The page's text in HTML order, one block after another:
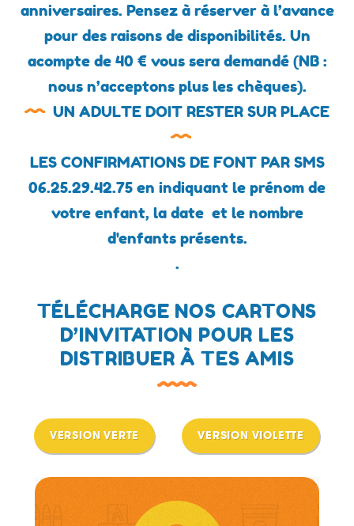
anniversaires. Pensez à réserver à l’avance
pour des raisons de disponibilités. Un
acompte de 40 € vous sera demandé (NB :
nous n’acceptons plus les chèques).
UN ADULTE DOIT RESTER SUR PLACE
LES CONFIRMATIONS DE FONT PAR SMS
06.25.29.42.75 en indiquant le prénom de
votre enfant, la date et le nombre
d'enfants présents.
.
TÉLÉCHARGE NOS CARTONS
D’INVITATION POUR LES
DISTRIBUER À TES AMIS
VERSION VERTE VERSION VIOLETTE